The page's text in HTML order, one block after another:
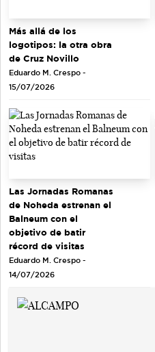
Más allá de los
logotipos: la otra obra
de Cruz Novillo
Eduardo M. Crespo -
15/07/2026
Las Jornadas Romanas
de Noheda estrenan el
Balneum con el
objetivo de batir
récord de visitas
Eduardo M. Crespo -
14/07/2026